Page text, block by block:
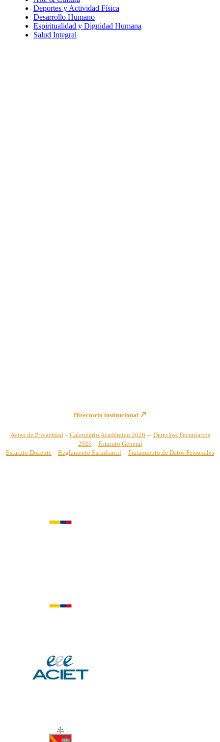
Deportes y Actividad Física
Desarrollo Humano
Espiritualidad y Dignidad Humana
Salud Integral
Directorio institucional
Aviso de Privacidad – Calendario Académico 2026 – Derechos Pecuniarios
2026 – Estatuto General
Estatuto Docente – Reglamento Estudiantil – Tratamiento de Datos Personales